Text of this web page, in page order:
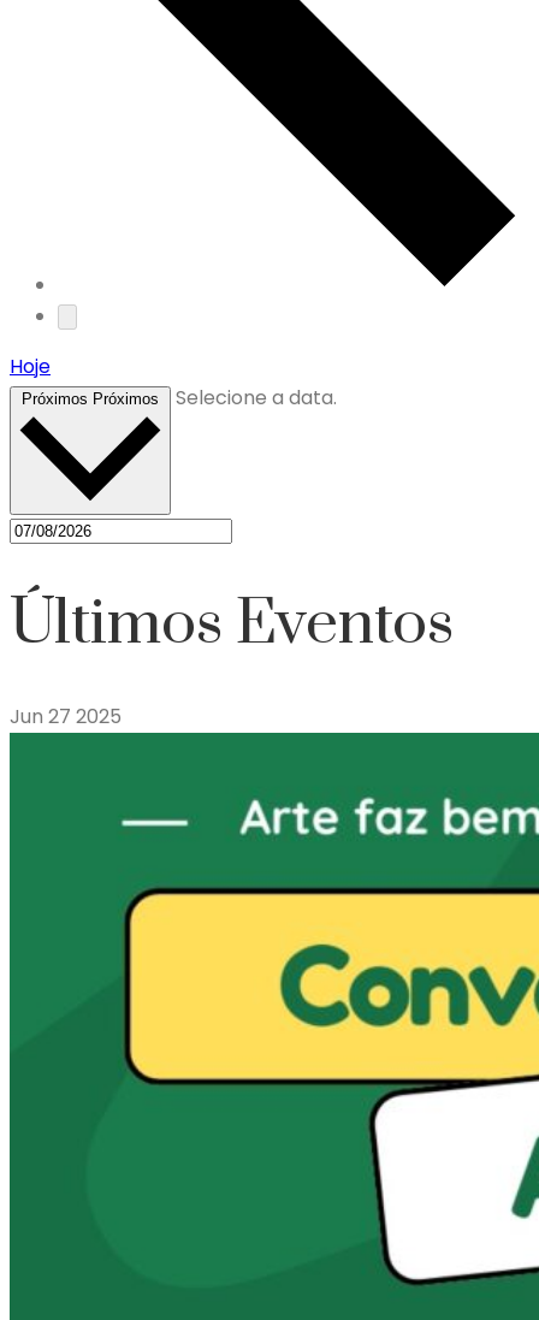
Hoje
Próximos Próximos Selecione a data.
Últimos Eventos
Jun 27 2025